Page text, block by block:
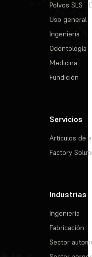
Polvos SLS
Uso general
Ingeniería
Odontología
Medicina
Fundición
Servicios
Artículos de
Factory
Industrias
Ingeniería
Fabricación
Sector